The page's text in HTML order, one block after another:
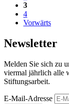
3
4
Vorwärts
Newsletter
Melden Sie sich zu
viermal jährlich alle
Stiftungsarbeit.
E-Mail-Adresse